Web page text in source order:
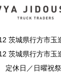
茨城県行方市玉
茨城県行方市玉
休日／日曜祝